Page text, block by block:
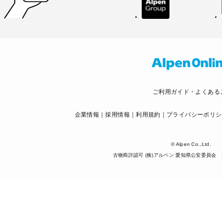
ご利用ガイド・よくある
企業情報 採用情報 利用規約 プライバシーポリ
© Alpen Co.,Ltd.
古物商許認可 (株)アルペン 愛知県公安委員